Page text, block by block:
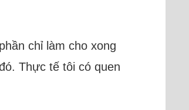
chỉ làm cho xong
Thực tế tôi có quen